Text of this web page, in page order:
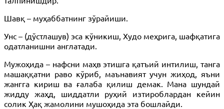
Шавқ – муҳаббатнинг зўрайиши.
Унс – (дўстлашув) эса кўникиш, Худо меҳрига, шафқатига
одатланишни англатади.
Мужоҳида – нафсни маҳв этишга қатъий интилиш, танга
машаққатни раво кўриб, маънавият учун жиҳод, яъни
жангга кириш ва ғалаба қилиш демак. Мана шундай
жидду жаҳд, шиддатли руҳий изтироблардан кейин
солик Ҳақ жамолини мушоҳида эта бошлайди.